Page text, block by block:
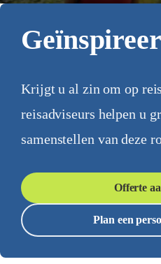
Krijgt u al zin om op
reisadviseurs helpen u
samenstellen van deze
Offerte
Plan een